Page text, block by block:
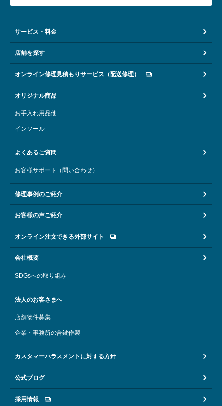
サービス・料金
店舗を探す
オンライン修理見積もりサービス（配送修理）
オリジナル商品
お手入れ用品他
インソール
よくあるご質問
お客様サポート（問い合わせ）
修理事例のご紹介
お客様の声ご紹介
オンライン注文できる外部サイト
会社概要
SDGsへの取り組み
法人のお客さまへ
店舗物件募集
企業・事務所の合鍵作製
カスタマーハラスメントに対する方針
公式ブログ
採用情報